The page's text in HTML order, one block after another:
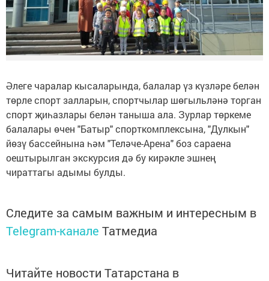
Әлеге чаралар кысаларында, балалар үз күзләре белән
төрле спорт залларын, спортчылар шөгыльләнә торган
спорт җиһазлары белән таныша ала. Зурлар төркеме
балалары өчен "Батыр" спорткомплексына, "Дулкын"
йөзү бассейнына һәм "Теләче-Арена" боз сараена
оештырылган экскурсия дә бу кирәкле эшнең
чираттагы адымы булды.
Следите за самым важным и интересным в
Telegram-канале Татмедиа
Читайте новости Татарстана в